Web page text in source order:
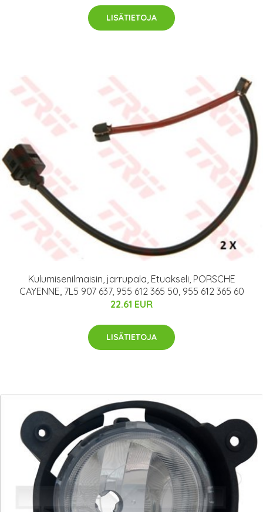
LISÄTIETOJA
Kulumisenilmaisin, jarrupala, Etuakseli, PORSCHE
CAYENNE, 7L5 907 637, 955 612 365 50, 955 612 365 60
22.61 EUR
LISÄTIETOJA